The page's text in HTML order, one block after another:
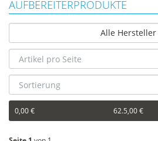
AUFBEREITERPRODUKTE
Alle Hersteller
0,00 € 62.5,00 €